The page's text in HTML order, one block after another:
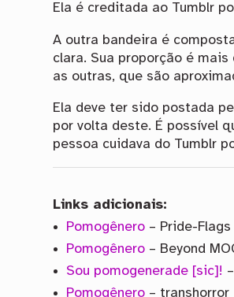
Ela é creditada ao Tumblr
A outra bandeira é
clara. Sua proporção é mais
as outras, que são
Ela deve ter sido postada
por volta deste. É possível
pessoa cuidava do Tumblr
Links adicionais:
Pomogênero– Pride-Flags
Pomogênero– Beyond
Sou pomogenerade [sic]!
Pomogênero– transhorror